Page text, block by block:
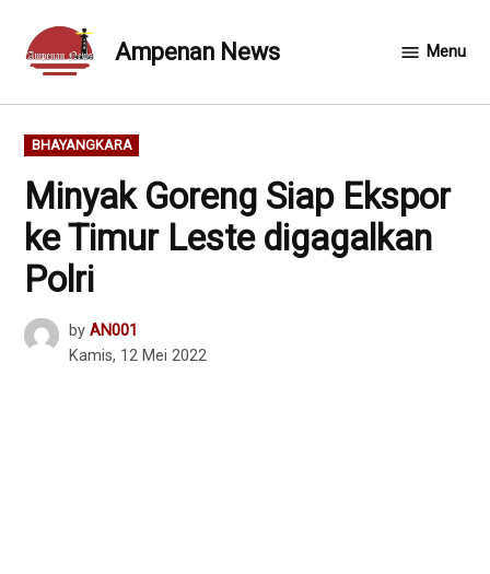
content
Ampenan News Menu
POSTED
IN
BHAYANGKARA
Minyak Goreng Siap Ekspor
ke Timur Leste digagalkan
Polri
by AN001
Kamis, 12 Mei 2022